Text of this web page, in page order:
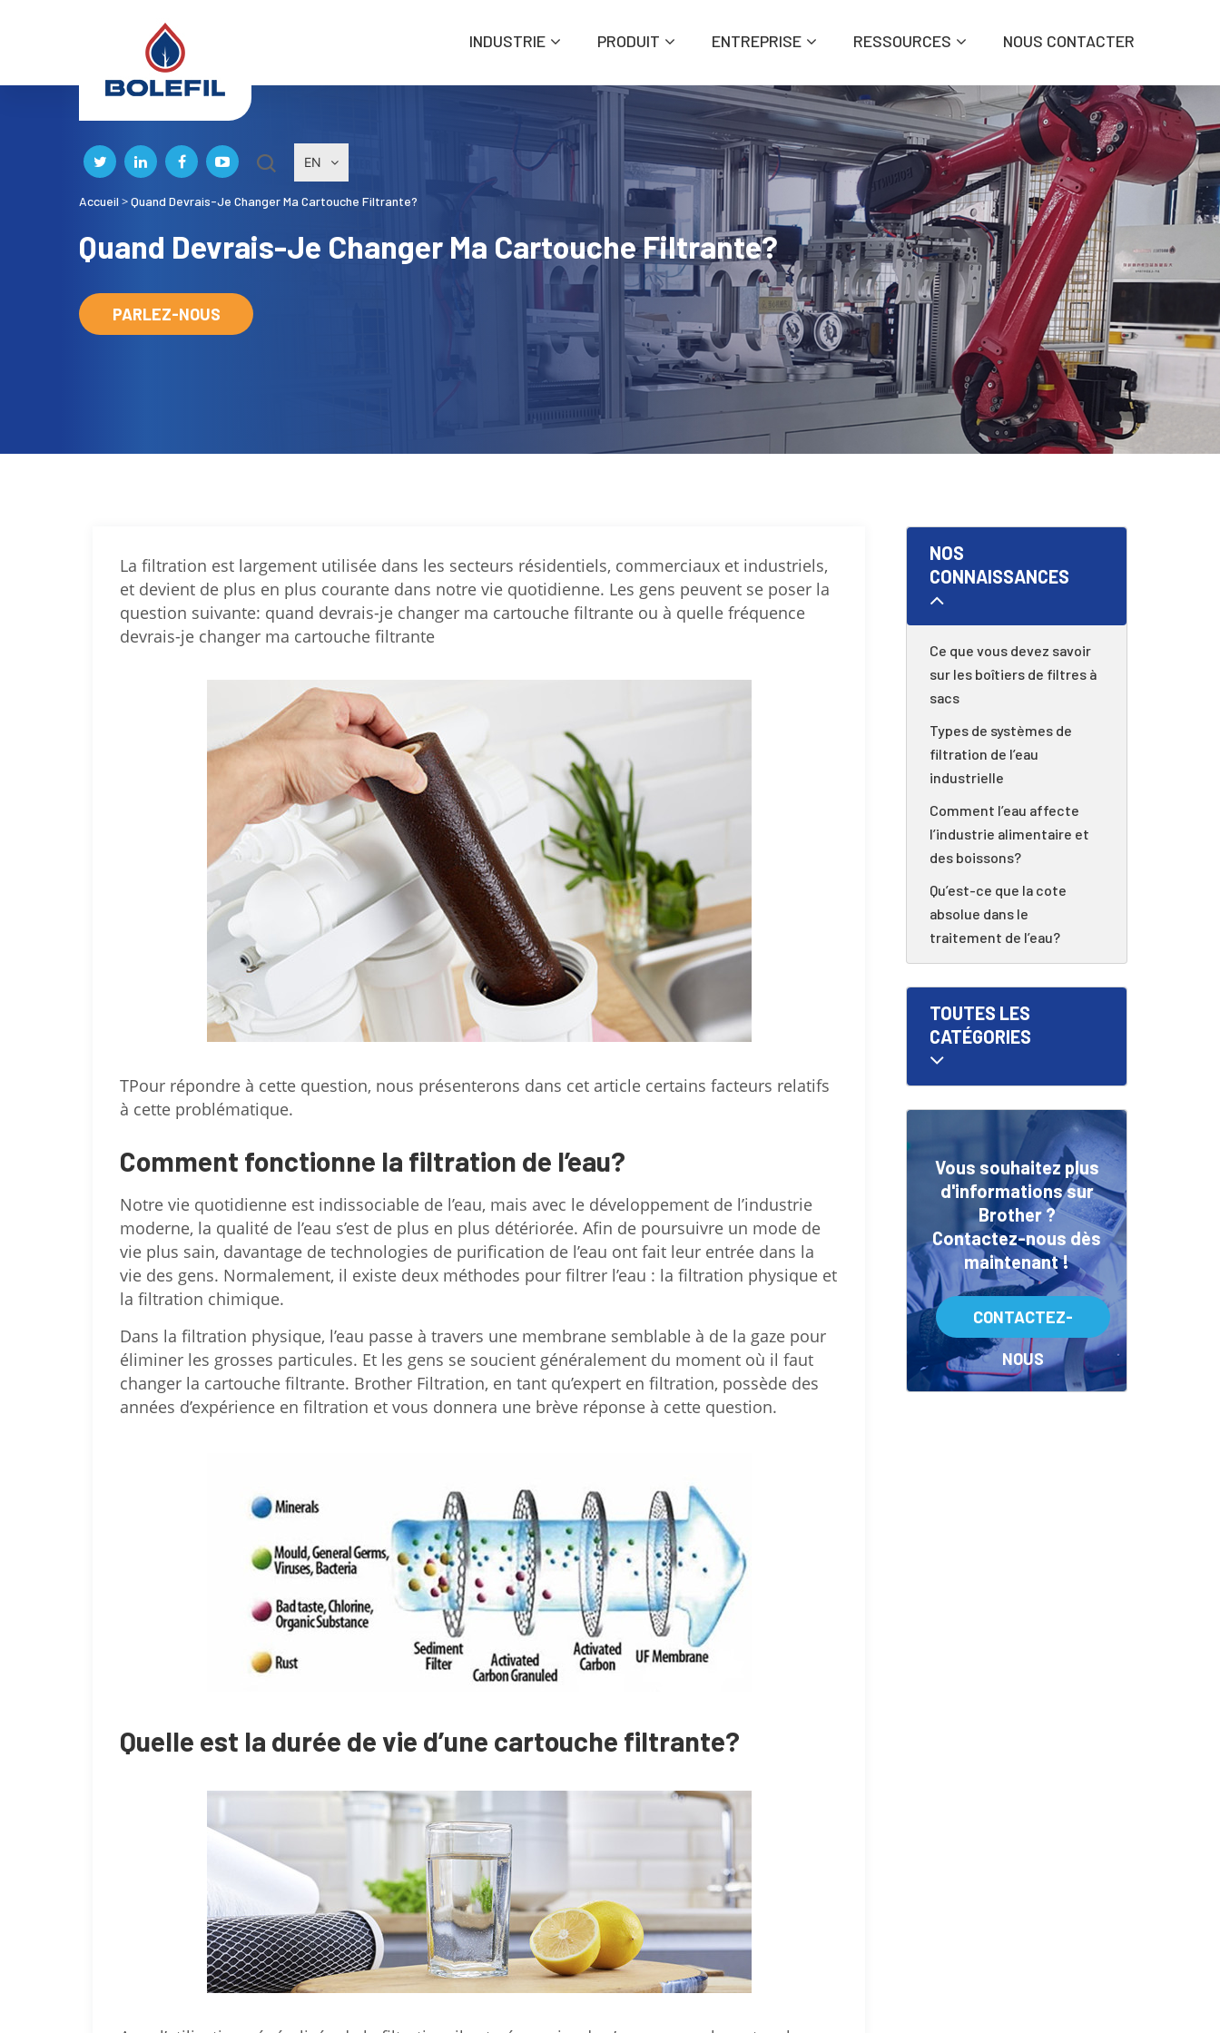
INDUSTRIE PRODUIT ENTREPRISE RESSOURCES NOUS CONTACTER
EN
Accueil >Quand Devrais-Je Changer Ma Cartouche Filtrante?
Quand Devrais-Je Changer Ma Cartouche Filtrante?
PARLEZ-NOUS
La filtration est largement utilisée dans les secteurs résidentiels, commerciaux et industriels,
et devient de plus en plus courante dans notre vie quotidienne. Les gens peuvent se poser la
question suivante: quand devrais-je changer ma cartouche filtrante ou à quelle fréquence
devrais-je changer ma cartouche filtrante
TPour répondre à cette question, nous présenterons dans cet article certains facteurs relatifs
à cette problématique.
Comment fonctionne la filtration de l’eau?
Notre vie quotidienne est indissociable de l’eau, mais avec le développement de l’industrie
moderne, la qualité de l’eau s’est de plus en plus détériorée. Afin de poursuivre un mode de
vie plus sain, davantage de technologies de purification de l’eau ont fait leur entrée dans la
vie des gens. Normalement, il existe deux méthodes pour filtrer l’eau : la filtration physique et
la filtration chimique.
Dans la filtration physique, l’eau passe à travers une membrane semblable à de la gaze pour
éliminer les grosses particules. Et les gens se soucient généralement du moment où il faut
changer la cartouche filtrante. Brother Filtration, en tant qu’expert en filtration, possède des
années d’expérience en filtration et vous donnera une brève réponse à cette question.
Quelle est la durée de vie d’une cartouche filtrante?
NOS
CONNAISSANCES
Ce que vous devez savoir
sur les boîtiers de filtres à
sacs
Types de systèmes de
filtration de l’eau
industrielle
Comment l’eau affecte
l’industrie alimentaire et
des boissons?
Qu’est-ce que la cote
absolue dans le
traitement de l’eau?
TOUTES LES
CATÉGORIES
Vous souhaitez plus
d'informations sur
Brother ?
Contactez-nous dès
maintenant !
CONTACTEZ-
NOUS